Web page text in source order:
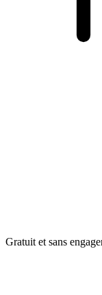
Gratuit et sans